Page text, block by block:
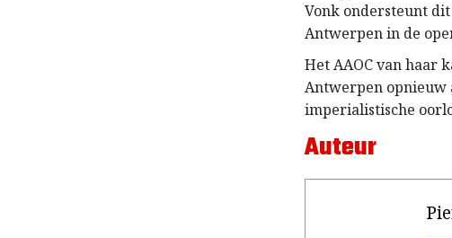
Vonk ondersteunt
Antwerpen in de
Het AAOC van haar
Antwerpen opnieuw
imperialistische
Auteur